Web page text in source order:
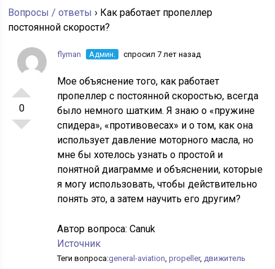
Вопросы / ответы › Как работает пропеллер
постоянной скорости?
0
flyman Админ. спросил 7 лет назад
Мое объяснение того, как работает
пропеллер с постоянной скоростью, всегда
было немного шатким. Я знаю о «пружине
спидера», «противовесах» и о том, как она
использует давление моторного масла, но
мне бы хотелось узнать о простой и
понятной диаграмме и объяснении, которые
я могу использовать, чтобы действительно
понять это, а затем научить его другим?
Автор вопроса:Canuk
Источник
Теги вопроса:general-aviation,propeller,движитель